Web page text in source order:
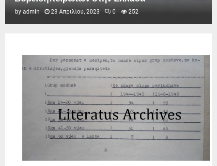
by admin 23 Απριλίου, 2023 0 252